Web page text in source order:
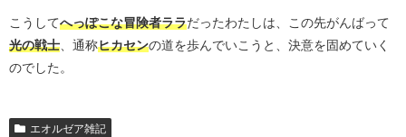
こうしてへっぽこな冒険者ララだったわたしは、この先がんばって
光の戦士、通称ヒカセンの道を歩んでいこうと、決意を固めていく
のでした。
エオルゼア雑記